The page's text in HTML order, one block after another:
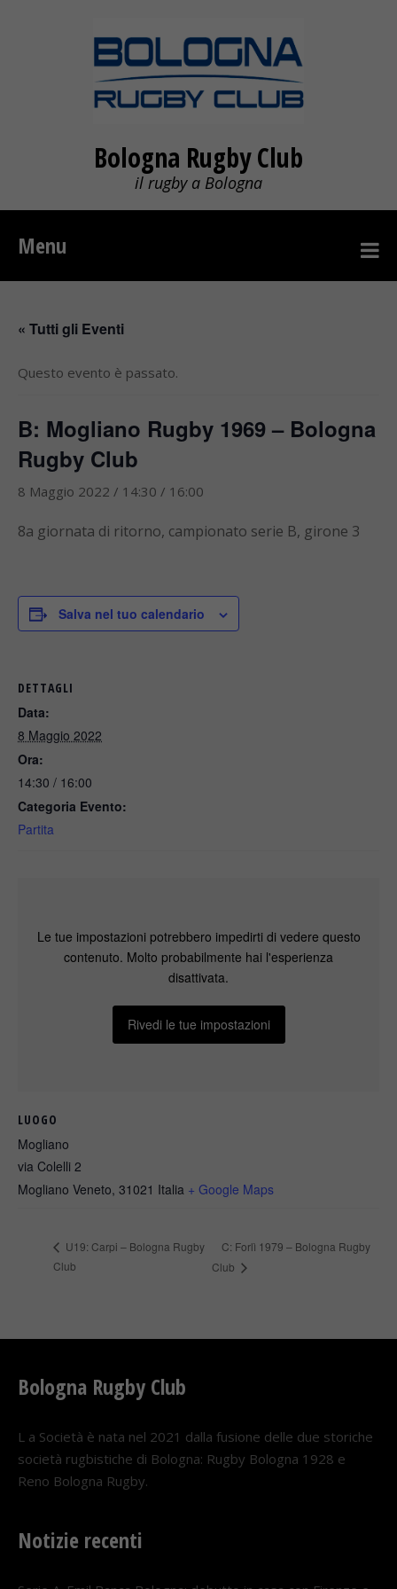
Bologna Rugby Club
il rugby a Bologna
Menu
« Tutti gli Eventi
Questo evento è passato.
B: Mogliano Rugby 1969 – Bologna
Rugby Club
8 Maggio 2022 / 14:30 / 16:00
8a giornata di ritorno, campionato serie B, girone 3
Salva nel tuo calendario
DETTAGLI
Data:
8 Maggio 2022
Ora:
14:30 / 16:00
Categoria Evento:
Partita
LUOGO
Mogliano
via Colelli 2
Mogliano Veneto, 31021 Italia + Google Maps
Le tue impostazioni potrebbero impedirti di vedere questo
contenuto. Molto probabilmente hai l'esperienza
disattivata.
Rivedi le tue impostazioni
U19: Carpi – Bologna Rugby
Club
C: Forlì 1979 – Bologna Rugby
Club
Bologna Rugby Club
L a Società è nata nel 2021 dalla fusione delle due storiche
società rugbistiche di Bologna: Rugby Bologna 1928 e
Reno Bologna Rugby.
Notizie recenti